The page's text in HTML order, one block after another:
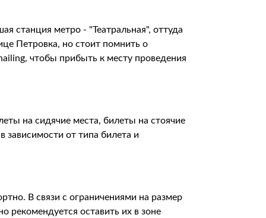
станция метро - "Театральная", оттуда
Петровка, но стоит помнить о
чтобы прибыть к месту проведения
на сидячие места, билеты на стоячие
от типа билета и
В связи с ограничениями на размер
рекомендуется оставить их в зоне